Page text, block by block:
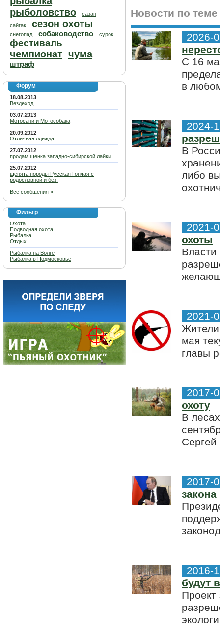
рыболовство
сазан
сайгак
сезон охоты
снегопад собаководство сурок
фестиваль
чемпионат чума
штраф
Форум
18.08.2013
Вездеход
03.07.2013
Мотосани и Мотособака
20.09.2012
Отличная одежда.
27.07.2012
продам щенка западно-сибирской лайки
25.07.2012
щенята породы Русская Гончая с
родословной и без.
Все сообщения »
Фильтр
Охота
Подводная охота
Рыбалка
Отдых
Рыбалка на Волге
Рыбалка в Подмосковье
Новости по теме
2026-
С 16
в
2024-
В
либо
2021-
охоты
Власти
2021-
Жители
мая
главы
2017-
охоту
В
Сергей
2017-
2016-
будут
Проект